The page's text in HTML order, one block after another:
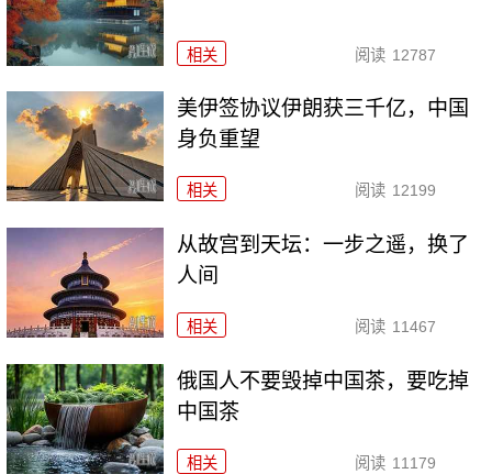
相关 阅读 12787
美伊签协议伊朗获三千亿，中国
身负重望
相关 阅读 12199
从故宫到天坛：一步之遥，换了
人间
相关 阅读 11467
俄国人不要毁掉中国茶，要吃掉
中国茶
相关 阅读 11179